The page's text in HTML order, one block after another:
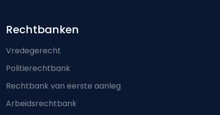
Footer-menu
Rechtbanken
Vredegerecht
Politierechtbank
Rechtbank van eerste aanleg
Arbeidsrechtbank